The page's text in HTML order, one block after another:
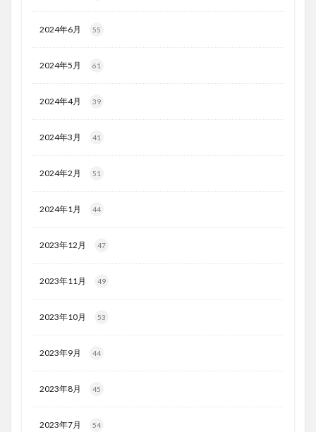
2024年6月 55
2024年5月 61
2024年4月 39
2024年3月 41
2024年2月 51
2024年1月 44
2023年12月 47
2023年11月 49
2023年10月 53
2023年9月 44
2023年8月 45
2023年7月 54